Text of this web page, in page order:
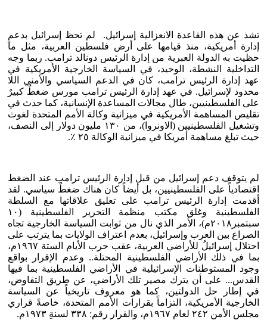
تشذ عن هذه القاعدة الانعزالية إسرائيل. لم تحظ إسرائيل بدعمِ
إدارة أمريكية، منذ قيامها على أرض فلسطين العربية، مثل ما
حظيت به الدولة العبرية من إدارة الرئيس دونالد ترامب. ربما وجه
التداخلية النشطة، الوحيد، في السياسة الخارجية الأمريكية في
عهد إدارة الرئيس ترامب، كان في الدعم السياسي والأمني اللا
محدود لإسرائيل. في عهد إدارة الرئيس ترامب مورس ضغطٌ كبيرٌ
على الفلسطينيين، طال مجالات المساعدة الإنسانية، كما حدث في
تقليص المساهمة الأمريكية في ميزانية وكالة الأمم المتحدة لغوث
وتشغيل الفلسطينيين (الاونروا)، من ١٣٠ مليون دولار إلى النصف،
حيث تبلغ مساهمة أمريكا في ميزانية الوكالة ٢٥ ٪؜.
لم يتوقف دعم إسرائيل من قبل إدارة الرئيس ترامب عند الضغط
اقتصادياً على الفلسطينيين، بل أيضاً كان هناك ضغطٌ سياسي. لقد
أقدمت إدارة الرئيس ترامب على تعليق علاقاتها مع السلطة
الفلسطينية وغلق مكتب منظمة التحرير الفلسطينية (١٠
سبتمبر٢٠١٨م)، الأمر الذي نال من ثوابت السياسة الخارجية تجاه
الصراع بين العرب وإسرائيل، بعدم اعتراف الولايات بما يترتب على
احتلال إسرائيلُ للأراضي العربية، عقب حرب الأيام الستة ١٩٦٧م،
بما في ذلك الأراضي الفلسطينية المحتلة.. وعدم الإقرار بواقع
وجود المستوطنات الإسرائيلية في الأراضي الفلسطينية بما فيها
القدس... على أن يترك مصير تلك الأراضي، عن طريق التفاوض،
في إطار حل الدولتين، كما هو معروف تاريخياً عن السياسة
الخارجية الأمريكية، التزاماً بقرارات الأمم المتحدة، خاصةً قراري
مجلس الأمن ٢٤٢ لعام ١٩٦٧م، والقرار رقم: ٣٣٨ لسنةِ ١٩٧٣م.